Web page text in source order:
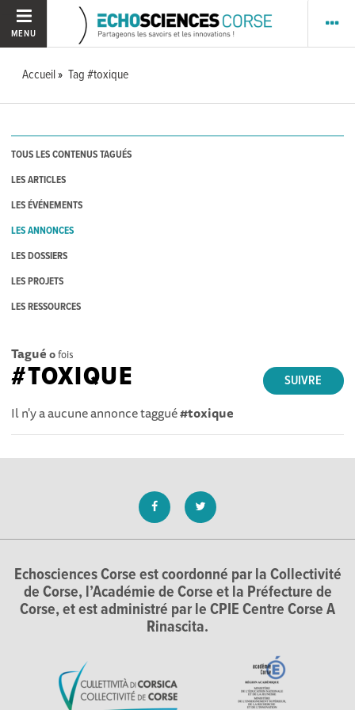
MENU
Accueil Tag #toxique
TOUS LES CONTENUS TAGUÉS
LES ARTICLES
LES ÉVÉNEMENTS
LES ANNONCES
LES DOSSIERS
LES PROJETS
LES RESSOURCES
Tagué 0fois
SUIVRE
#TOXIQUE
Il n'y a aucune annonce taggué#toxique
Echosciences Corse est coordonné par la Collectivité
de Corse, l’Académie de Corse et la Préfecture de
Corse, et est administré par le CPIE Centre Corse A
Rinascita.